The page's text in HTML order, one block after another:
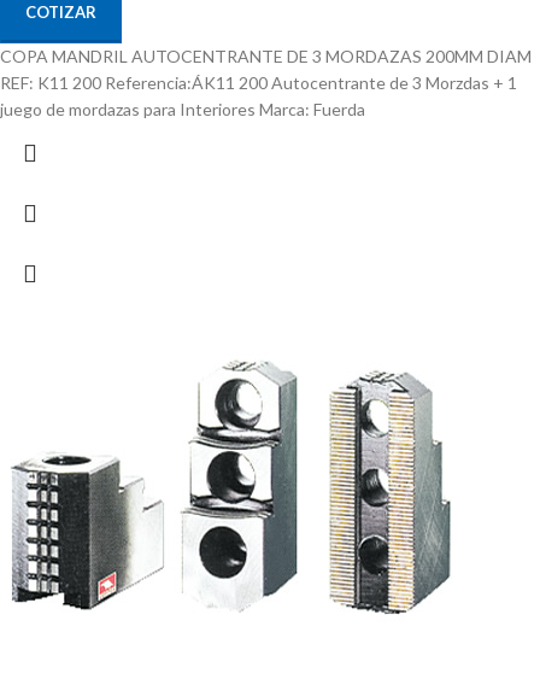
COTIZAR
COPA MANDRIL AUTOCENTRANTE DE 3 MORDAZAS 200MM DIAM
REF: K11 200 Referencia:ÁK11 200 Autocentrante de 3 Morzdas + 1
juego de mordazas para Interiores Marca: Fuerda